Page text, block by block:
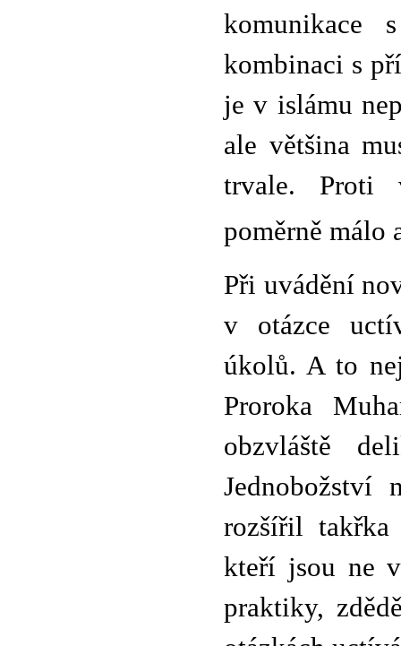
komunikace
kombinaci s
je v islámu
ale většina
trvale. Proti
poměrně málo
Při uvádění
v otázce
úkolů. A to
Proroka
obzvláště
rozšířil
kteří jsou ne
praktiky,